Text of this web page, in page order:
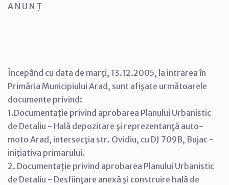
A N U N Ţ
Începând cu data de marţi, 13.12.2005, la intrarea în
Primăria Municipiului Arad, sunt afişate următoarele
documente privind:
1.Documentaţie privind aprobarea Planului Urbanistic
de Detaliu - Hală depozitare şi reprezentanţă auto-
moto Arad, intersecţia str. Ovidiu, cu DJ 709B, Bujac -
iniţiativa primarului.
2. Documentaţie privind aprobarea Planului Urbanistic
de Detaliu - Desfiinţare anexă şi construire hală de